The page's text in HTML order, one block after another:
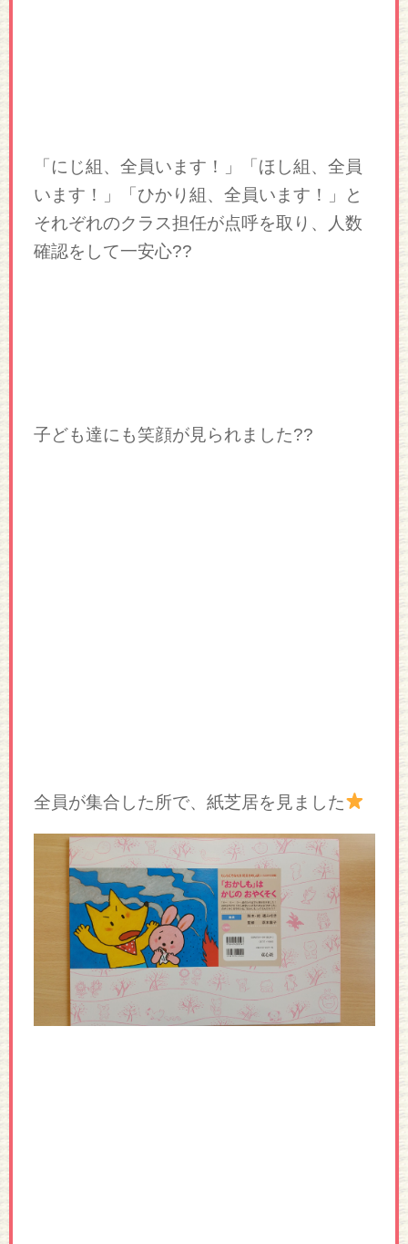
「にじ組、全員います！」「ほし組、全員
います！」「ひかり組、全員います！」と
それぞれのクラス担任が点呼を取り、人数
確認をして一安心??
子ども達にも笑顔が見られました??
全員が集合した所で、紙芝居を見ました